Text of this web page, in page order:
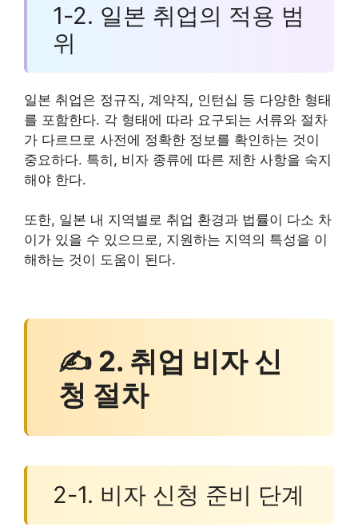
1-2. 일본 취업의 적용 범
위
일본 취업은 정규직, 계약직, 인턴십 등 다양한 형태
를 포함한다. 각 형태에 따라 요구되는 서류와 절차
가 다르므로 사전에 정확한 정보를 확인하는 것이
중요하다. 특히, 비자 종류에 따른 제한 사항을 숙지
해야 한다.
또한, 일본 내 지역별로 취업 환경과 법률이 다소 차
이가 있을 수 있으므로, 지원하는 지역의 특성을 이
해하는 것이 도움이 된다.
✍ 2. 취업 비자 신
청 절차
2-1. 비자 신청 준비 단계